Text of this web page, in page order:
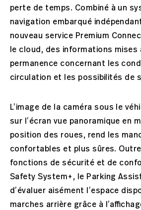
perte de temps. Combiné à un
navigation embarqué
nouveau service Premium
le cloud, des informations mises
permanence concernant les
circulation et les possibilités de
L’image de la caméra sous le
sur l’écran vue panoramique en
position des roues, rend les
confortables et plus sûres.
fonctions de sécurité et de
Safety System+, le Parking
d’évaluer aisément l’espace
marches arrière grâce à